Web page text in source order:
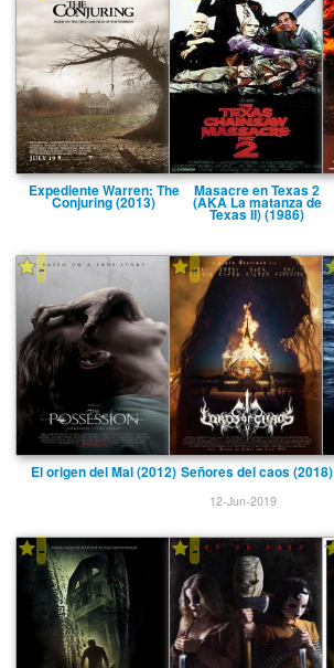
Expediente Warren: The
Conjuring (2013)
Masacre en Texas 2
(AKA La matanza de
Texas II) (1986)
-
El origen del Mal (2012)
-
Señores del caos (2018)
12-Jun-2019
- -